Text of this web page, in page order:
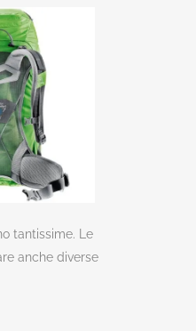
tantissime. Le
anche diverse